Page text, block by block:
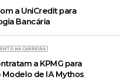
a UniCredit para
Bancária
NA CARREIRA
a KPMG para
de IA Mythos